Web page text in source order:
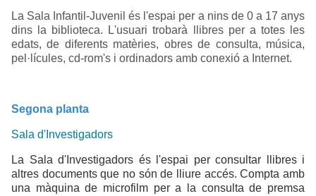
La Sala Infantil-Juvenil és l'espai per a nins de 0 a 17 anys
dins la biblioteca. L'usuari trobarà llibres per a totes les
edats, de diferents matèries, obres de consulta, música,
pel·lícules, cd-rom's i ordinadors amb conexió a Internet.
Segona planta
Sala d'Investigadors
La Sala d'Investigadors és l'espai per consultar llibres i
altres documents que no són de lliure accés. Compta amb
una màquina de microfilm per a la consulta de premsa